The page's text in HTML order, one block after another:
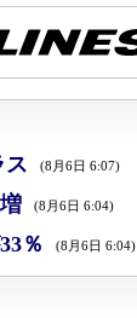
ス (8月6日 6:07)
(8月6日 6:04)
％ (8月6日 6:04)